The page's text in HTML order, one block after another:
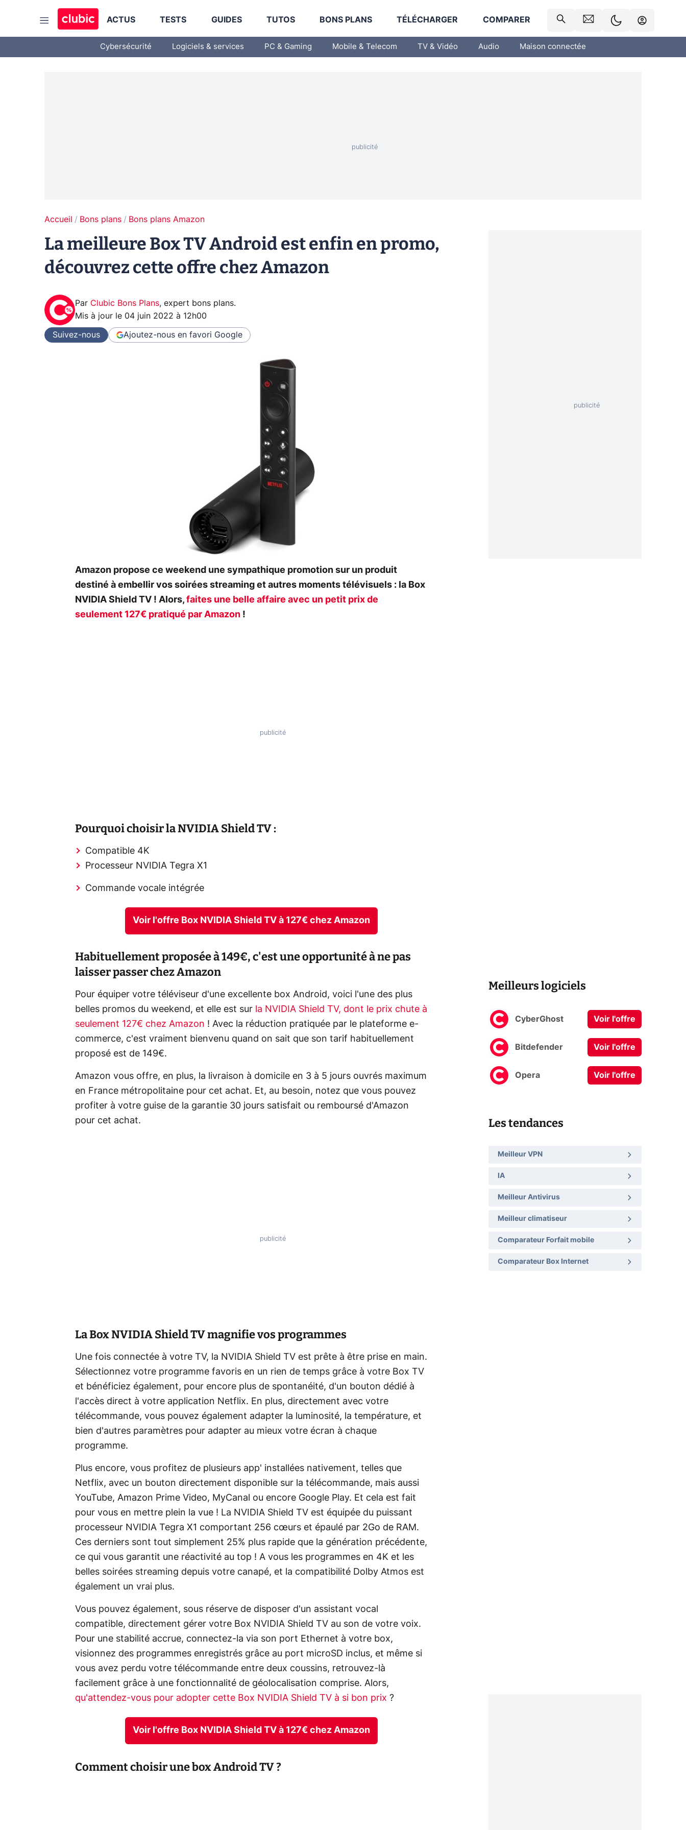
ACTUS TESTS GUIDES TUTOS BONS PLANS TÉLÉCHARGER COMPARER
Cybersécurité Logiciels & services PC & Gaming Mobile & Telecom TV & Vidéo Audio Maison connectée
Accueil Bons plans Bons plans Amazon
La meilleure Box TV Android est enfin en promo,
découvrez cette offre chez Amazon
Par Clubic Bons Plans, expert bons plans.
Mis à jour le 04 juin 2022 à 12h00
Suivez-nous Ajoutez-nous en favori Google
Amazon propose ce weekend une sympathique promotion sur un produit
destiné à embellir vos soirées streaming et autres moments télévisuels : la Box
NVIDIA Shield TV ! Alors, faites une belle affaire avec un petit prix de
seulement 127€ pratiqué par Amazon !
Pourquoi choisir la NVIDIA Shield TV :
Compatible 4K
Processeur NVIDIA Tegra X1
Commande vocale intégrée
Voir l'offre Box NVIDIA Shield TV à 127€ chez Amazon
Habituellement proposée à 149€, c'est une opportunité à ne pas
laisser passer chez Amazon
Pour équiper votre téléviseur d'une excellente box Android, voici l'une des plus
belles promos du weekend, et elle est sur la NVIDIA Shield TV, dont le prix chute à
seulement 127€ chez Amazon ! Avec la réduction pratiquée par le plateforme e-
commerce, c'est vraiment bienvenu quand on sait que son tarif habituellement
proposé est de 149€.
Amazon vous offre, en plus, la livraison à domicile en 3 à 5 jours ouvrés maximum
en France métropolitaine pour cet achat. Et, au besoin, notez que vous pouvez
profiter à votre guise de la garantie 30 jours satisfait ou remboursé d'Amazon
pour cet achat.
La Box NVIDIA Shield TV magnifie vos programmes
Une fois connectée à votre TV, la NVIDIA Shield TV est prête à être prise en main.
Sélectionnez votre programme favoris en un rien de temps grâce à votre Box TV
et bénéficiez également, pour encore plus de spontanéité, d'un bouton dédié à
l'accès direct à votre application Netflix. En plus, directement avec votre
télécommande, vous pouvez également adapter la luminosité, la température, et
bien d'autres paramètres pour adapter au mieux votre écran à chaque
programme.
Plus encore, vous profitez de plusieurs app' installées nativement, telles que
Netflix, avec un bouton directement disponible sur la télécommande, mais aussi
YouTube, Amazon Prime Video, MyCanal ou encore Google Play. Et cela est fait
pour vous en mettre plein la vue ! La NVIDIA Shield TV est équipée du puissant
processeur NVIDIA Tegra X1 comportant 256 cœurs et épaulé par 2Go de RAM.
Ces derniers sont tout simplement 25% plus rapide que la génération précédente,
ce qui vous garantit une réactivité au top ! A vous les programmes en 4K et les
belles soirées streaming depuis votre canapé, et la compatibilité Dolby Atmos est
également un vrai plus.
Vous pouvez également, sous réserve de disposer d'un assistant vocal
compatible, directement gérer votre Box NVIDIA Shield TV au son de votre voix.
Pour une stabilité accrue, connectez-la via son port Ethernet à votre box,
visionnez des programmes enregistrés grâce au port microSD inclus, et même si
vous avez perdu votre télécommande entre deux coussins, retrouvez-là
facilement grâce à une fonctionnalité de géolocalisation comprise. Alors,
qu'attendez-vous pour adopter cette Box NVIDIA Shield TV à si bon prix ?
Voir l'offre Box NVIDIA Shield TV à 127€ chez Amazon
Comment choisir une box Android TV ?
Meilleurs logiciels
CyberGhost Voir l'offre
Bitdefender Voir l'offre
Opera Voir l'offre
Les tendances
Meilleur VPN
IA
Meilleur Antivirus
Meilleur climatiseur
Comparateur Forfait mobile
Comparateur Box Internet